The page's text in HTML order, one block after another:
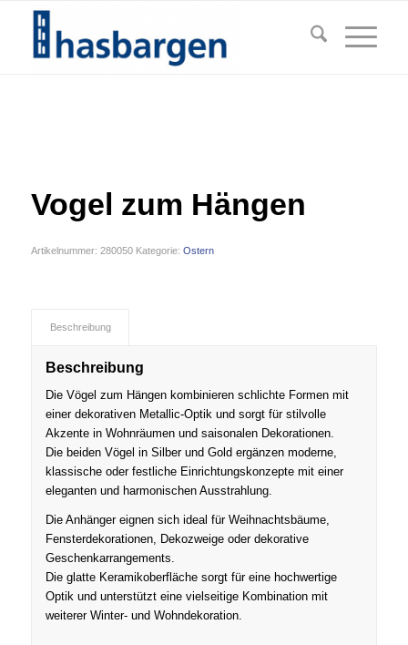
Vogel zum Hängen
Artikelnummer: 280050 Kategorie: Ostern
Beschreibung
Beschreibung
Die Vögel zum Hängen kombinieren schlichte Formen mit
einer dekorativen Metallic-Optik und sorgt für stilvolle
Akzente in Wohnräumen und saisonalen Dekorationen.
Die beiden Vögel in Silber und Gold ergänzen moderne,
klassische oder festliche Einrichtungskonzepte mit einer
eleganten und harmonischen Ausstrahlung.
Die Anhänger eignen sich ideal für Weihnachtsbäume,
Fensterdekorationen, Dekozweige oder dekorative
Geschenkarrangements.
Die glatte Keramikoberfläche sorgt für eine hochwertige
Optik und unterstützt eine vielseitige Kombination mit
weiterer Winter- und Wohndekoration.